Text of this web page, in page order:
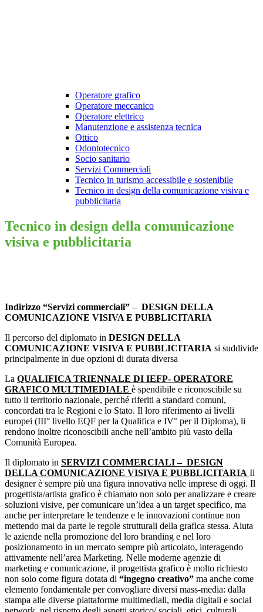
Operatore grafico
Operatore meccanico
Operatore elettrico
Manutenzione e assistenza tecnica
Ottico
Odontotecnico
Socio sanitario
Servizi Commerciali
Tecnico in turismo accessibile e sostenibile
Tecnico in design della comunicazione visiva e
pubblicitaria
Tecnico in design della comunicazione
visiva e pubblicitaria
Indirizzo “Servizi commerciali” – DESIGN DELLA
COMUNICAZIONE VISIVA E PUBBLICITARIA
Il percorso del diplomato in DESIGN DELLA
COMUNICAZIONE VISIVA E PUBBLICITARIA si suddivide
principalmente in due opzioni di durata diversa
La QUALIFICA TRIENNALE DI IEFP- OPERATORE
GRAFICO MULTIMEDIALE è spendibile e riconoscibile su
tutto il territorio nazionale, perché riferiti a standard comuni,
concordati tra le Regioni e lo Stato. Il loro riferimento ai livelli
europei (III° livello EQF per la Qualifica e IV° per il Diploma), li
rendono inoltre riconoscibili anche nell’ambito più vasto della
Comunità Europea.
Il diplomato in SERVIZI COMMERCIALI – DESIGN
DELLA COMUNICAZIONE VISIVA E PUBBLICITARIA Il
designer è sempre più una figura innovativa nelle imprese di oggi. Il
progettista/artista grafico è chiamato non solo per analizzare e creare
soluzioni visive, per comunicare un’idea a un target specifico, ma
anche per interpretare le tendenze e le innovazioni continue non
mettendo mai da parte le regole strutturali della grafica stessa. Aiuta
le aziende nella promozione del loro branding e nel loro
posizionamento in un mercato sempre più articolato, interagendo
attivamente nell’area Marketing. Nelle moderne agenzie di
marketing e comunicazione, il progettista grafico è molto richiesto
non solo come figura dotata di “ingegno creativo” ma anche come
elemento fondamentale per convogliare diversi mass-media: dalla
stampa alle diverse piattaforme multimediali, media digitali e social